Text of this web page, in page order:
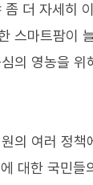
더 자세히
스마트팜이
의 영농을
의 여러 정
대한 국민